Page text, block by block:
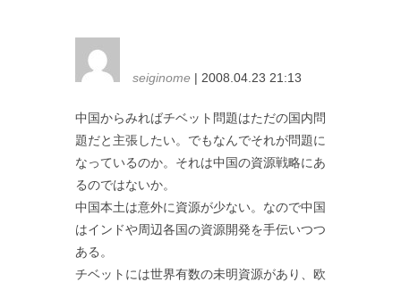
seiginome | 2008.04.23 21:13
中国からみればチベット問題はただの国内問
題だと主張したい。でもなんでそれが問題に
なっているのか。それは中国の資源戦略にあ
るのではないか。
中国本土は意外に資源が少ない。なので中国
はインドや周辺各国の資源開発を手伝いつつ
ある。
チベットには世界有数の未明資源があり、欧